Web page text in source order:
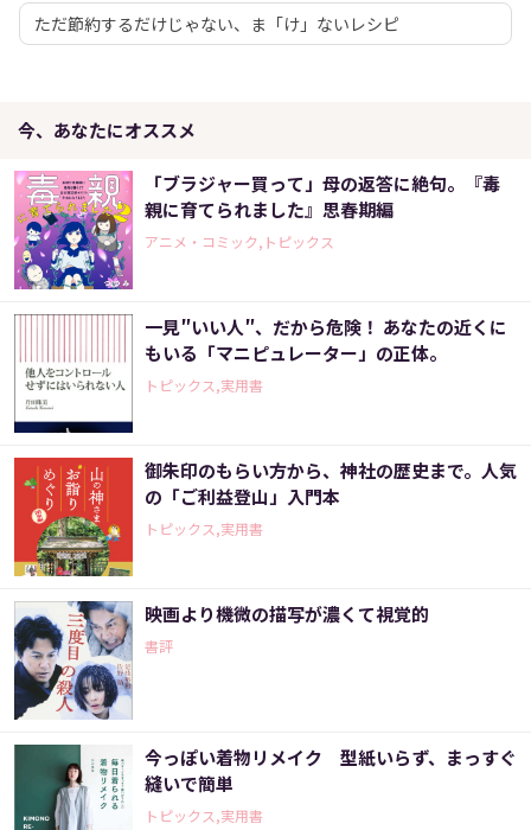
ただ節約するだけじゃない、ま「け」ないレシピ
今、あなたにオススメ
「ブラジャー買って」母の返答に絶句。『毒
親に育てられました』思春期編
アニメ・コミック,トピックス
一見″いい人″、だから危険！ あなたの近くに
もいる「マニピュレーター」の正体。
トピックス,実用書
御朱印のもらい方から、神社の歴史まで。人気
の「ご利益登山」入門本
トピックス,実用書
映画より機微の描写が濃くて視覚的
書評
今っぽい着物リメイク 型紙いらず、まっすぐ
縫いで簡単
トピックス,実用書